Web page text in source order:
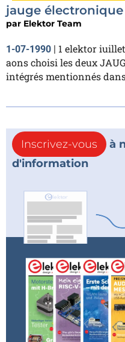
jauge électronique
par Elektor Team
1-07-1990 | 1 elektor
aons choisi les deux
intégrés mentionnés
Inscrivez-vous
à
d'information